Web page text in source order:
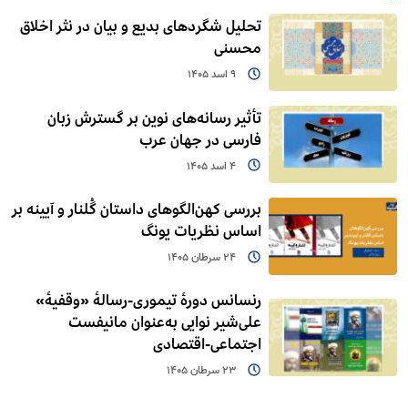
تحلیل شگردهای بدیع و بیان در نثر اخلاق
محسنی
9 اسد 1405
تأثیر رسانه‌های نوین بر گسترش زبان
فارسی در جهان عرب
4 اسد 1405
بررسی کهن‌الگوهای داستان گُلنار و آیینه بر
اساس نظریات یونگ
24 سرطان 1405
رنسانس دورۀ تیموری-رسالۀ «وقفیۀ»
علی‌شیر نوایی به‌عنوان مانیفست
اجتماعی-اقتصادی
23 سرطان 1405